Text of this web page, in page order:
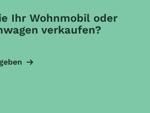
Ihr Wohnmobil oder
verkaufen?